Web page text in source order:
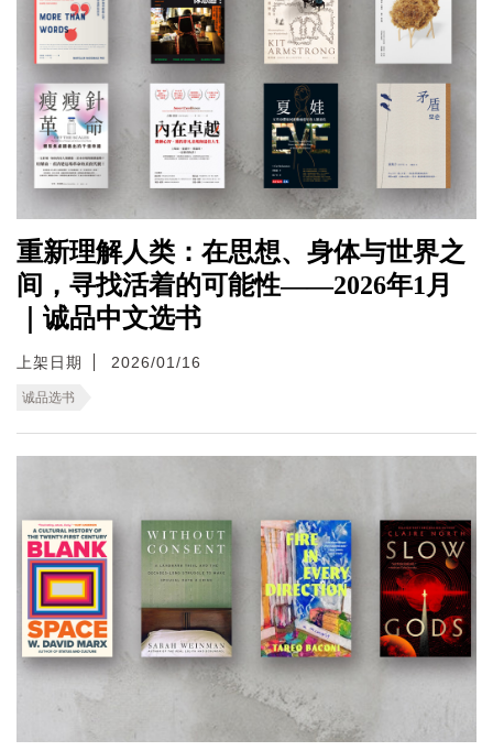
重新理解人类：在思想、身体与世界之
间，寻找活着的可能性——2026年1月
｜诚品中文选书
上架日期 2026/01/16
诚品选书